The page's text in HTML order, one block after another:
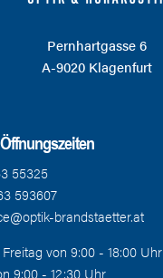
Pernhartgasse 6
A-9020 Klagenfurt
55325
593607
brandstaetter.at
von 9:00 - 18:00 Uhr
9:00 - 12:30 Uhr